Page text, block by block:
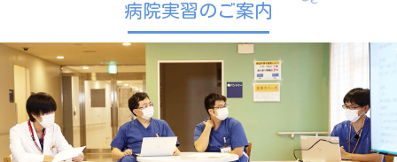
病院実習のご案内